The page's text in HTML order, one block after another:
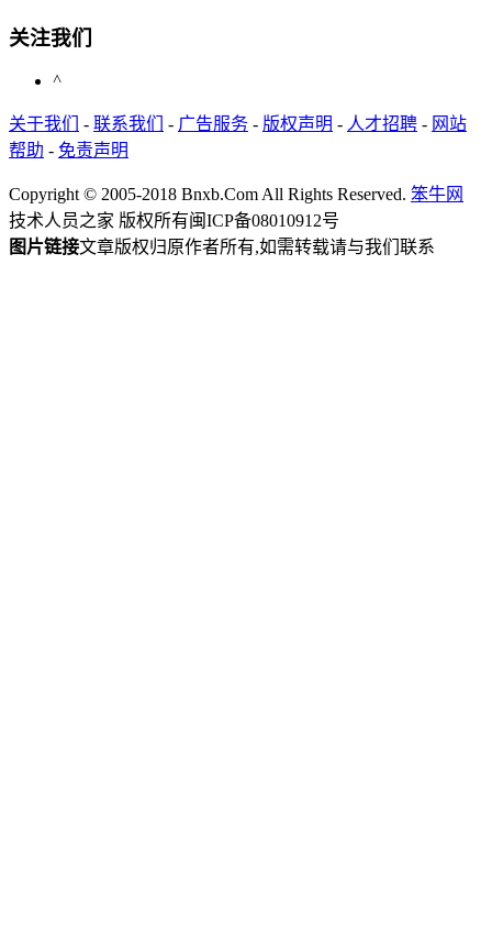
关注我们
^
关于我们 - 联系我们 - 广告服务 - 版权声明 - 人才招聘 - 网站
帮助 - 免责声明
Copyright © 2005-2018 Bnxb.Com All Rights Reserved. 笨牛网
技术人员之家 版权所有闽ICP备08010912号
图片链接文章版权归原作者所有,如需转载请与我们联系